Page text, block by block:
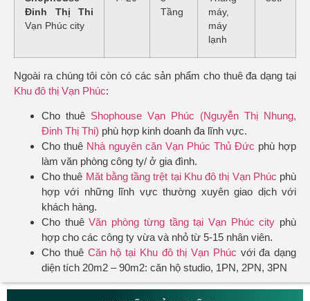
Đinh Thị Thi
Vạn Phúc city
Tầng
máy,
máy
lạnh
Ngoài ra chúng tôi còn có các sản phẩm cho thuê đa dạng tại
Khu đô thị Vạn Phúc:
Cho thuê Shophouse Vạn Phúc (Nguyễn Thị Nhung,
Đinh Thị Thi) phù hợp kinh doanh đa lĩnh vực.
Cho thuê Nhà nguyên căn Vạn Phúc Thủ Đức phù hợp
làm văn phòng công ty/ ở gia đình.
Cho thuê Măt bằng tầng trệt tại Khu đô thị Vạn Phúc phù
hợp với những lĩnh vực thường xuyên giao dịch với
khách hàng.
Cho thuêVăn phòng từng tầng tại Vạn Phúc city phù
hợp cho các công ty vừa và nhỏ từ 5-15 nhân viên.
Cho thuê Căn hộ tại Khu đô thị Vạn Phúc với đa dạng
diện tích 20m2 – 90m2: căn hộ studio, 1PN, 2PN, 3PN